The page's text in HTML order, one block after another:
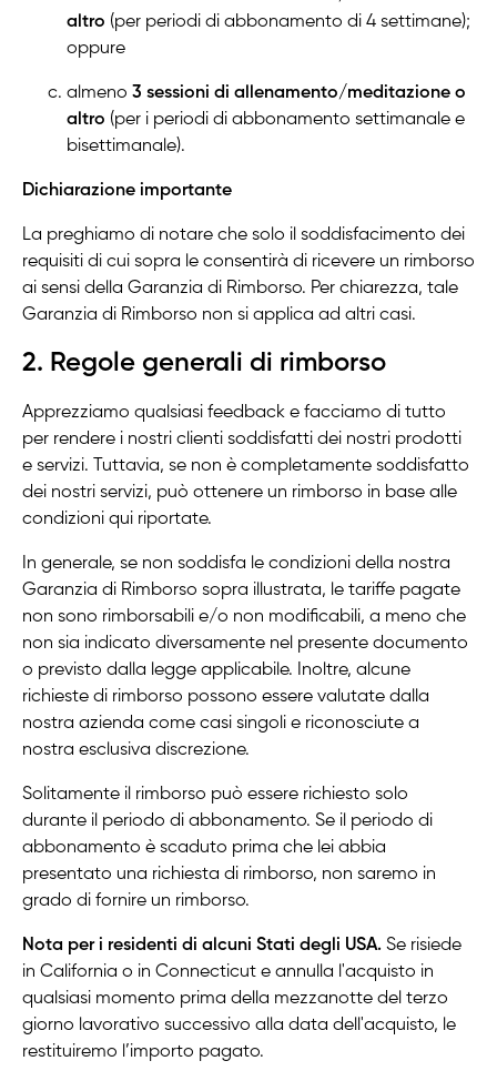
altro (per periodi di abbonamento di 4 settimane);
oppure
almeno 3 sessioni di allenamento/meditazione o
altro (per i periodi di abbonamento settimanale e
bisettimanale).
Dichiarazione importante
La preghiamo di notare che solo il soddisfacimento dei
requisiti di cui sopra le consentirà di ricevere un rimborso
ai sensi della Garanzia di Rimborso. Per chiarezza, tale
Garanzia di Rimborso non si applica ad altri casi.
2. Regole generali di rimborso
Apprezziamo qualsiasi feedback e facciamo di tutto
per rendere i nostri clienti soddisfatti dei nostri prodotti
e servizi. Tuttavia, se non è completamente soddisfatto
dei nostri servizi, può ottenere un rimborso in base alle
condizioni qui riportate.
In generale, se non soddisfa le condizioni della nostra
Garanzia di Rimborso sopra illustrata, le tariffe pagate
non sono rimborsabili e/o non modificabili, a meno che
non sia indicato diversamente nel presente documento
o previsto dalla legge applicabile. Inoltre, alcune
richieste di rimborso possono essere valutate dalla
nostra azienda come casi singoli e riconosciute a
nostra esclusiva discrezione.
Solitamente il rimborso può essere richiesto solo
durante il periodo di abbonamento. Se il periodo di
abbonamento è scaduto prima che lei abbia
presentato una richiesta di rimborso, non saremo in
grado di fornire un rimborso.
Nota per i residenti di alcuni Stati degli USA. Se risiede
in California o in Connecticut e annulla l'acquisto in
qualsiasi momento prima della mezzanotte del terzo
giorno lavorativo successivo alla data dell'acquisto, le
restituiremo l’importo pagato.